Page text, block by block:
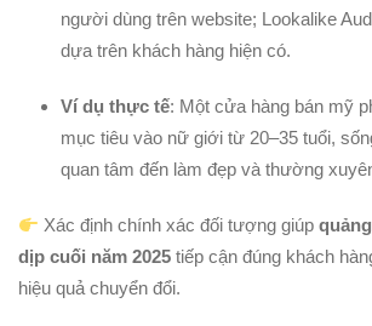
người dùng trên website; Lookalike
dựa trên khách hàng hiện có.
Ví dụ thực tế: Một cửa hàng bán mỹ
mục tiêu vào nữ giới từ 20–35 tuổi,
quan tâm đến làm đẹp và thường
Xác định chính xác đối tượng giúp
dịp cuối năm 2025 tiếp cận đúng khách
hiệu quả chuyển đổi.